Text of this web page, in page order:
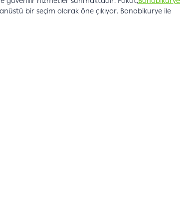
bir seçim olarak öne çıkıyor. Banabikurye ile